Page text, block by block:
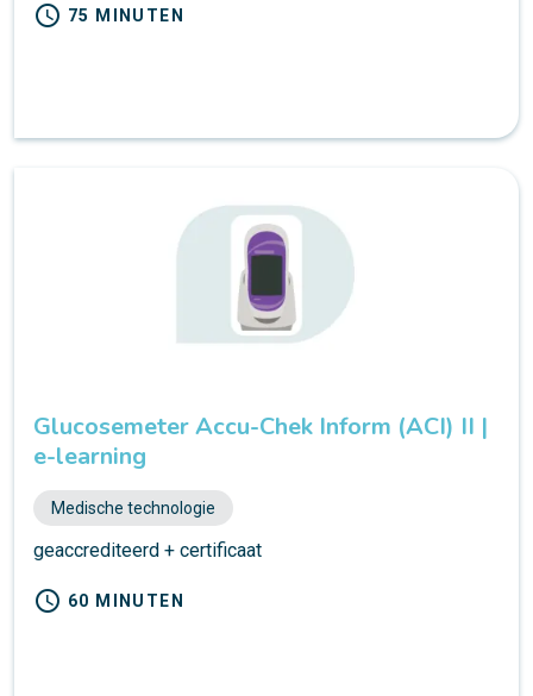
schedule 75 MINUTEN
Glucosemeter Accu-Chek Inform (ACI) II |
e-learning
Medische technologie
geaccrediteerd + certificaat
schedule 60 MINUTEN